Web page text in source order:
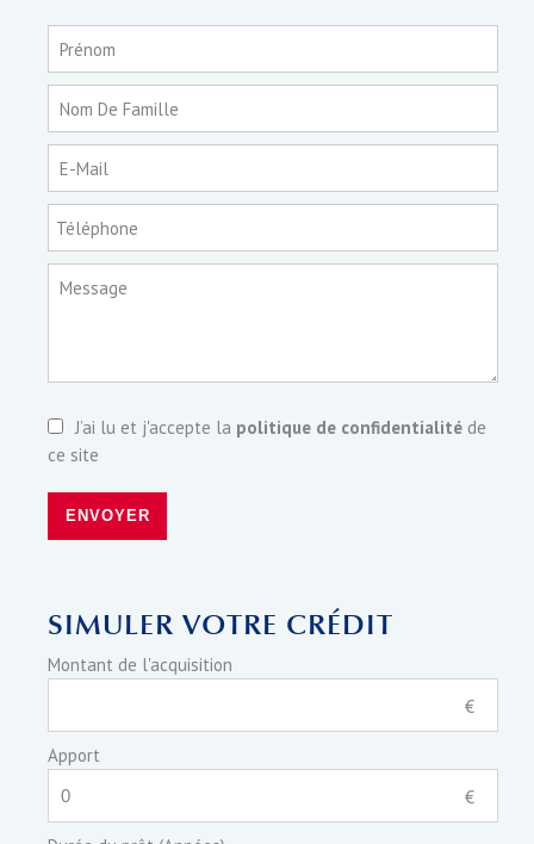
Prénom
Nom De Famille
E-Mail
Téléphone
Message
J’ai lu et j'accepte la politique de confidentialité de
ce site
ENVOYER
SIMULER VOTRE CRÉDIT
Montant de l'acquisition
€
Apport
€